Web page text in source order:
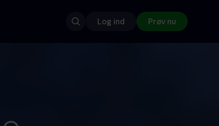
Log ind Prøv nu